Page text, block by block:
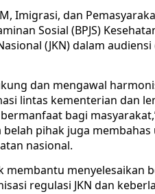
Imigrasi, dan
Sosial (BPJS)
(JKN) dalam audiensi
dan mengawal
lintas kementerian dan
bagi
pihak juga membahas
nasional.
menyelesaikan
regulasi JKN dan